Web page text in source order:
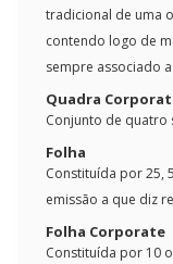
tradicional de uma
contendo logo de
sempre associado
Quadra
Conjunto de quatro
Folha
Constituída por 25,
emissão a que diz
Folha Corporate
Constituída por 10